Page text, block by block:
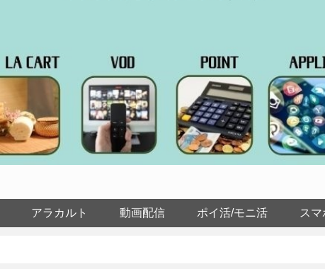
アラカルト 動画配信 ポイ活/モニ活 ス